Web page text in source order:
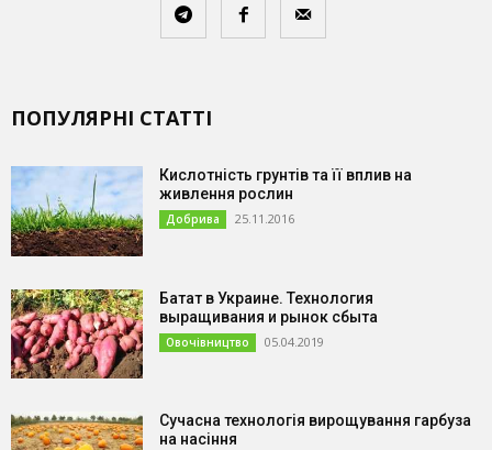
ПОПУЛЯРНІ СТАТТІ
Кислотність грунтів та її вплив на
живлення рослин
Добрива 25.11.2016
Батат в Украине. Технология
выращивания и рынок сбыта
Овочівництво 05.04.2019
Сучасна технологія вирощування гарбуза
на насіння